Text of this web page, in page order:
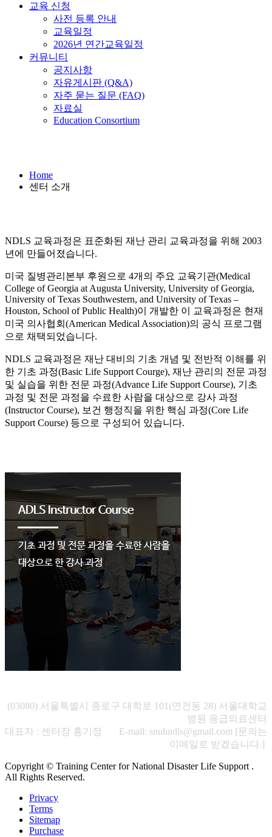
교육 신청
사전 등록 안내
교육일정
2026년 연간교육일정
커뮤니티
공지사항
자유게시판 (Q&A)
자주 묻는 질문 (FAQ)
자료실
Education Consortium
Home
센터 소개
NDLS 교육과정은 표준화된 재난 관리 교육과정을 위해 2003
년에 만들어졌습니다.
미국 질병관리본부 후원으로 4개의 주요 교육기관(Medical
College of Georgia at Augusta University, University of Georgia,
University of Texas Southwestern, and University of Texas –
Houston, School of Public Health)이 개발한 이 교육과정은 현재
미국 의사협회(American Medical Association)의 공식 프로그램
으로 채택되었습니다.
NDLS 교육과정은 재난 대비의 기초 개념 및 전반적 이해를 위
한 기초 과정(Basic Life Support Courge), 재난 관리의 전문 과정
및 실습을 위한 전문 과정(Advance Life Support Course), 기초
과정 및 전문 과정을 수료한 사람을 대상으로 강사 과정
(Instructor Course), 보건 행정직을 위한 핵심 과정(Core Life
Support Course) 등으로 구성되어 있습니다.
(03080) 서울특별시 종로구 대학로 101(연건동 28) 서울대학교
병원 응급의료센터
대표자 : 센터장 홍기정 E-mail: snuhndls@gmail.com [문의는
이메일로 받겠습니다.]
Copyright © Training Center for National Disaster Life Support .
All Rights Reserved.
Privacy
Terms
Sitemap
Purchase